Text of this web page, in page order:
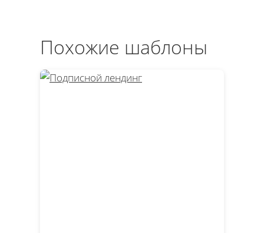
Похожие шаблоны